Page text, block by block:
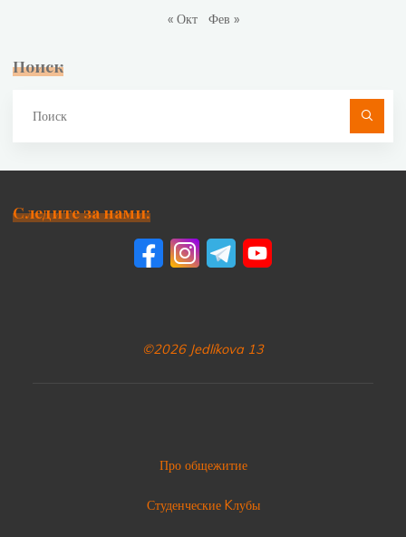
« Окт Фев »
Поиск
Следите за нами:
©2026 Jedlíkova 13
Про общежитие
Студенческие Kлубы